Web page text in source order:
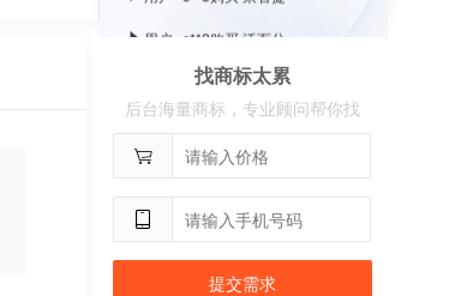
用户 c**2 购买 奢选
用户 c**2购买 沃百分
找商标太累
后台海量商标，专业顾问帮你找
提交需求